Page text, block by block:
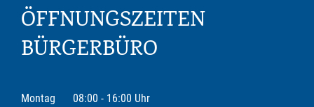
ÖFFNUNGSZEITEN
BÜRGERBÜRO
Montag
08:00 - 16:00 Uhr